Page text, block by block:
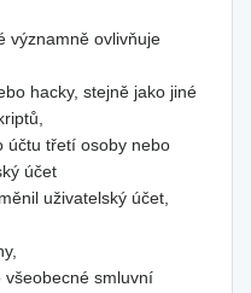
významně ovlivňuje
hacky, stejně jako jiné
účtu třetí osoby nebo
účet
uživatelský účet,
všeobecné smluvní